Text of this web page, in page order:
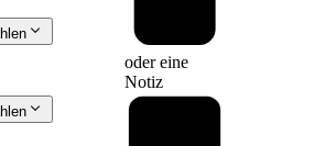
oder eine
Notiz